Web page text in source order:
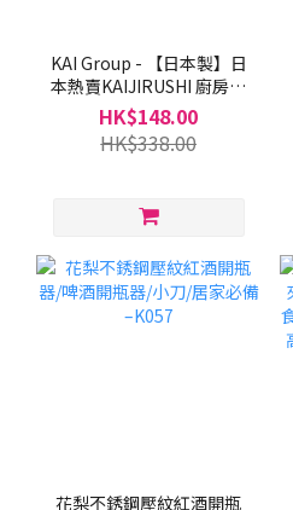
KAI Group - 【日本製】日
本熱賣KAIJIRUSHI 廚房磨
刀器(平行進口貨品)–
JP091
HK$148.00
HK$338.00
花梨不銹鋼壓紋紅酒開瓶